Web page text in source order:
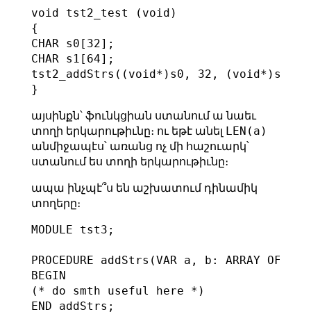
void tst2_test (void)
{
CHAR s0[32];
CHAR s1[64];
tst2_addStrs((void*)s0, 32, (void*)s1,
այսինքն՝ ֆունկցիան ստանում ա նաեւ
տողի երկարութիւնը։ ու եթէ անել LEN(a)
անմիջապէս՝ առանց ոչ մի հաշուարկ՝
ստանում ես տողի երկարութիւնը։
ապա ինչպէ՞ս են աշխատում դինամիկ
տողերը։
MODULE tst3;
PROCEDURE addStrs(VAR a, b: ARRAY OF
BEGIN
(* do smth useful here *)
END addStrs;